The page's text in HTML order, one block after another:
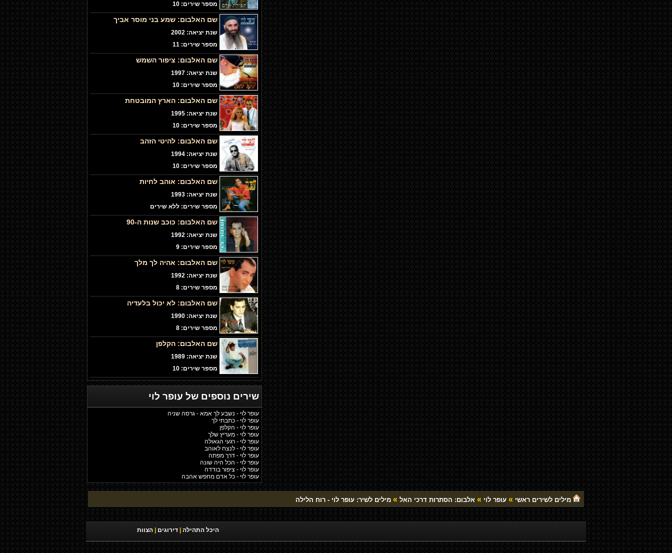
מספר שירים: 10
שם האלבום: שמע בני מוסר אביך
שנת יציאה: 2002
מספר שירים: 11
שם האלבום: ציפור השמש
שנת יציאה: 1997
מספר שירים: 10
שם האלבום: הארץ המובטחת
שנת יציאה: 1995
מספר שירים: 10
שם האלבום: להיטי הזהב
שנת יציאה: 1994
מספר שירים: 10
שם האלבום: אוהב לחיות
שנת יציאה: 1993
מספר שירים: ללא שירים
שם האלבום: כוכב שנות ה-90
שנת יציאה: 1992
מספר שירים: 9
שם האלבום: אהיה לך מלך
שנת יציאה: 1992
מספר שירים: 8
שם האלבום: לא יכול בלעדיה
שנת יציאה: 1990
מספר שירים: 8
שם האלבום: הקלפן
שנת יציאה: 1989
מספר שירים: 10
שירים נוספים של עופר לוי
עופר לוי - נשבע לך אמא - גרסה שניה
עופר לוי - כתבתי לך
עופר לוי - הקלפן
עופר לוי - מעריץ שלך
עופר לוי - רגעי הגאולה
עופר לוי - לנצח לאוהב
עופר לוי - דרך מפתה
עופר לוי - הכל היה שונה
עופר לוי - ציפור בודדה
עופר לוי - כל אדם מחפש אהבה
מילים לשירים ראשי » עופר לוי » אלבום: הסתרות דרכי האל » מילים לשיר: עופר לוי - רוח הלילה
היכל התהילה דירוגים הצוות